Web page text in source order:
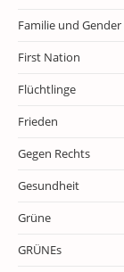
Familie und Gender
First Nation
Flüchtlinge
Frieden
Gegen Rechts
Gesundheit
Grüne
GRÜNEs